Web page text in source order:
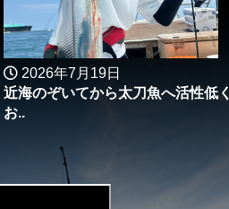
2026年7月19日
近海のぞいてから太刀魚へ活性低く
お..